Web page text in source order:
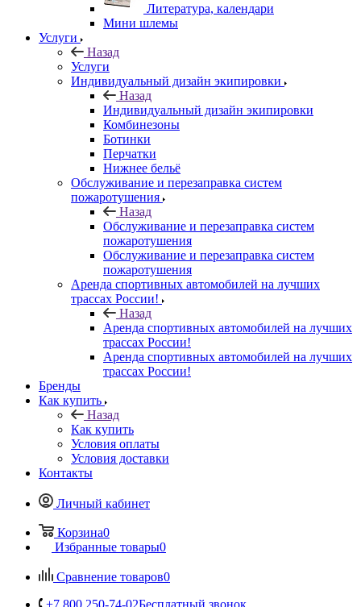
Литература, календари
Мини шлемы
Услуги
Назад
Услуги
Индивидуальный дизайн экипировки
Назад
Индивидуальный дизайн экипировки
Комбинезоны
Ботинки
Перчатки
Нижнее бельё
Обслуживание и перезаправка систем
пожаротушения
Назад
Обслуживание и перезаправка систем
пожаротушения
Обслуживание и перезаправка систем
пожаротушения
Аренда спортивных автомобилей на лучших
трассах России!
Назад
Аренда спортивных автомобилей на лучших
трассах России!
Аренда спортивных автомобилей на лучших
трассах России!
Бренды
Как купить
Назад
Как купить
Условия оплаты
Условия доставки
Контакты
Личный кабинет
Корзина0
Избранные товары0
Сравнение товаров0
+7 800 250-74-02Бесплатный звонок